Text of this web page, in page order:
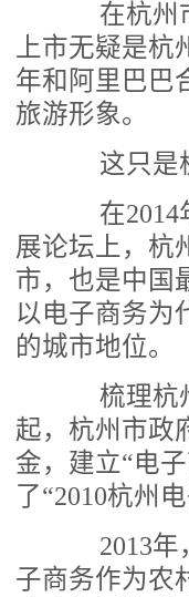
在杭州市
上市无疑是
年和阿里巴巴
旅游形象。
这只是杭
在2014年
展论坛上，杭
市，也是中国
以电子商务为
的城市地位。
梳理杭州
起，杭州市政
金，建立“电
了“2010杭州
2013年，
子商务作为农